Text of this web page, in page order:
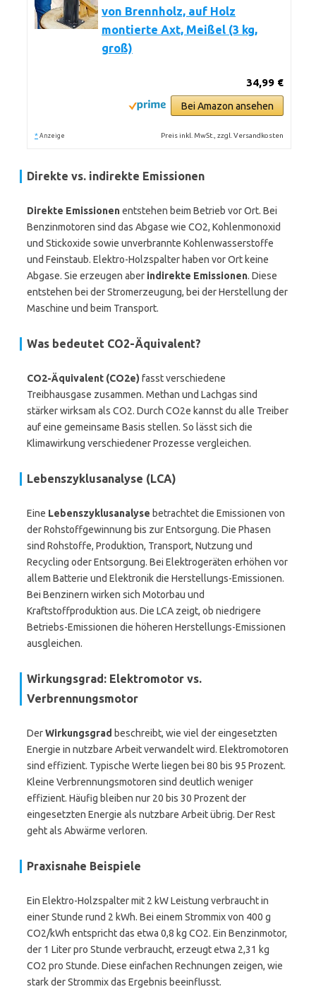
von Brennholz, auf Holz
montierte Axt, Meißel (3 kg,
groß)
34,99 €
Bei Amazon ansehen
* Anzeige Preis inkl. MwSt., zzgl. Versandkosten
Direkte vs. indirekte Emissionen
Direkte Emissionenentstehen beim Betrieb vor Ort. Bei
Benzinmotoren sind das Abgase wie CO2, Kohlenmonoxid
und Stickoxide sowie unverbrannte Kohlenwasserstoffe
und Feinstaub. Elektro-Holzspalter haben vor Ort keine
Abgase. Sie erzeugen aber indirekte Emissionen. Diese
entstehen bei der Stromerzeugung, bei der Herstellung der
Maschine und beim Transport.
Was bedeutet CO2-Äquivalent?
CO2-Äquivalent (CO2e) fasst verschiedene
Treibhausgase zusammen. Methan und Lachgas sind
stärker wirksam als CO2. Durch CO2e kannst du alle Treiber
auf eine gemeinsame Basis stellen. So lässt sich die
Klimawirkung verschiedener Prozesse vergleichen.
Lebenszyklusanalyse (LCA)
Eine Lebenszyklusanalyse betrachtet die Emissionen von
der Rohstoffgewinnung bis zur Entsorgung. Die Phasen
sind Rohstoffe, Produktion, Transport, Nutzung und
Recycling oder Entsorgung. Bei Elektrogeräten erhöhen vor
allem Batterie und Elektronik die Herstellungs-Emissionen.
Bei Benzinern wirken sich Motorbau und
Kraftstoffproduktion aus. Die LCA zeigt, ob niedrigere
Betriebs-Emissionen die höheren Herstellungs-Emissionen
ausgleichen.
Wirkungsgrad: Elektromotor vs.
Verbrennungsmotor
DerWirkungsgrad beschreibt, wie viel der eingesetzten
Energie in nutzbare Arbeit verwandelt wird. Elektromotoren
sind effizient. Typische Werte liegen bei 80 bis 95 Prozent.
Kleine Verbrennungsmotoren sind deutlich weniger
effizient. Häufig bleiben nur 20 bis 30 Prozent der
eingesetzten Energie als nutzbare Arbeit übrig. Der Rest
geht als Abwärme verloren.
Praxisnahe Beispiele
Ein Elektro-Holzspalter mit 2 kW Leistung verbraucht in
einer Stunde rund 2 kWh. Bei einem Strommix von 400 g
CO2/kWh entspricht das etwa 0,8 kg CO2. Ein Benzinmotor,
der 1 Liter pro Stunde verbraucht, erzeugt etwa 2,31 kg
CO2 pro Stunde. Diese einfachen Rechnungen zeigen, wie
stark der Strommix das Ergebnis beeinflusst.